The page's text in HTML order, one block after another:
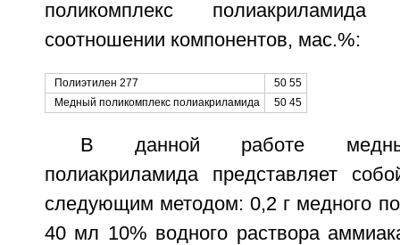
поликомплекс
соотношении компонентов, мас.%:
Полиэтилен 277
50 55
Медный поликомплекс полиакриламида
50 45
В данной работе
полиакриламида представляет
следующим методом: 0,2 г медного
40 мл 10% водного раствора